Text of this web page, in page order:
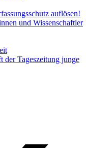
auflösen!
und Wissenschaftler
der Tageszeitung junge